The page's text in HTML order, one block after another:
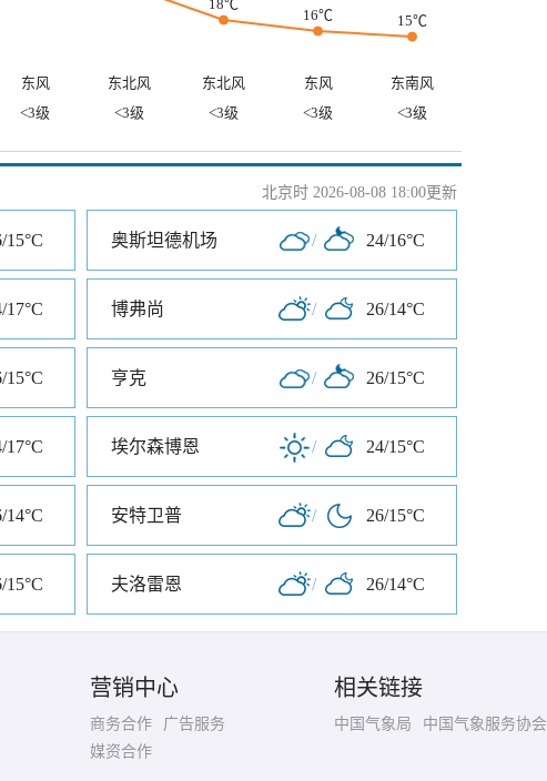
18℃
16℃ 15℃
东风 东北风 东北风 东风
东南风
<3级 <3级 <3级 <3级 <3级
北京时 2026-08-08 18:00更新
15°C 奥斯坦德机场 / 24/16°C
17°C 博弗尚 / 26/14°C
15°C 亨克 / 26/15°C
17°C 埃尔森博恩 / 24/15°C
14°C 安特卫普 / 26/15°C
15°C 夫洛雷恩 / 26/14°C
营销中心
商务合作
广告服务
媒资合作
相关链接
中国气象局 中国气象服务协会